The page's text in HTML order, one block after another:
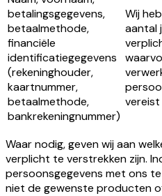
betalingsgegevens,
betaalmethode,
financiële
identificatiegegevens
(rekeninghouder,
kaartnummer,
betaalmethode,
bankrekeningnummer)
Wij
aantal
vereist
Waar nodig, geven wij aan
verplicht te verstrekken zijn.
persoonsgegevens met ons
niet de gewenste producten